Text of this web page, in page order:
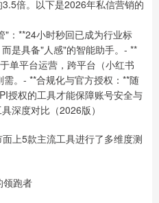
倍。以下是2026年私信营销的
"：**24小时秒回已成为行业标
是具备"人感"的智能助手。- **
单平台运营，跨平台（小红书
。- **合规化与官方授权：**随
授权的工具才能保障账号安全与
深度对比（2026版）
上5款主流工具进行了多维度测
领跑者